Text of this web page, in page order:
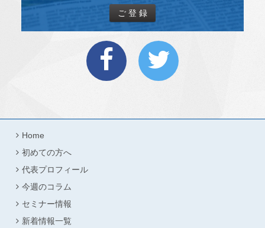
Home
初めての方へ
代表プロフィール
今週のコラム
セミナー情報
新着情報一覧